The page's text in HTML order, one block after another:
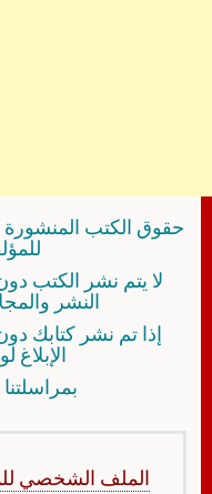
حقوق الكتب
لا يتم نشر الكتب
النشر
إذا تم نشر كتابك
الملف الشخصي